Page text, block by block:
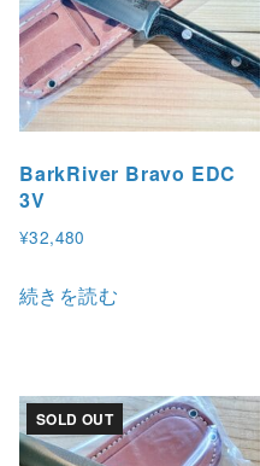
BarkRiver Bravo EDC
3V
¥32,480
続きを読む
SOLD OUT